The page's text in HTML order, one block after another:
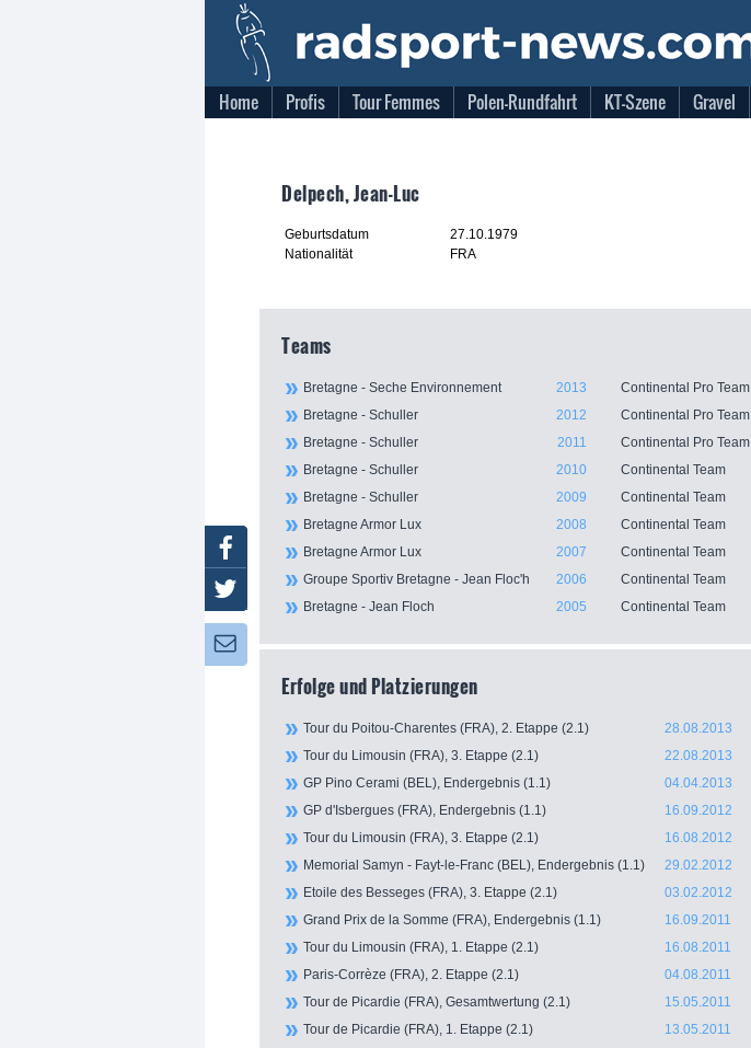
Home Profis Tour Femmes Polen-Rundfahrt KT-Szene Gravel
Delpech, Jean-Luc
Geburtsdatum
27.10.1979
Nationalität
FRA
Teams
Bretagne - Seche Environnement 2013
Continental Pro Team
Bretagne - Schuller
2012
Continental Pro Team
Bretagne - Schuller
2011
Continental Pro Team
Bretagne - Schuller
2010
Continental Team
Bretagne - Schuller
2009
Continental Team
Bretagne Armor Lux
2008
Continental Team
Bretagne Armor Lux
2007
Continental Team
Groupe Sportiv Bretagne - Jean Floc'h
2006
Continental Team
Bretagne - Jean Floch
2005 Continental Team
Erfolge und Platzierungen
Tour du Poitou-Charentes (FRA), 2. Etappe (2.1)
28.08.2013
Tour du Limousin (FRA), 3. Etappe (2.1)
22.08.2013
GP Pino Cerami (BEL), Endergebnis (1.1)
04.04.2013
GP d'Isbergues (FRA), Endergebnis (1.1)
16.09.2012
Tour du Limousin (FRA), 3. Etappe (2.1)
16.08.2012
Memorial Samyn - Fayt-le-Franc (BEL), Endergebnis (1.1)
29.02.2012
Etoile des Besseges (FRA), 3. Etappe (2.1)
03.02.2012
Grand Prix de la Somme (FRA), Endergebnis (1.1)
16.09.2011
Tour du Limousin (FRA), 1. Etappe (2.1)
16.08.2011
Paris-Corrèze (FRA), 2. Etappe (2.1)
04.08.2011
Tour de Picardie (FRA), Gesamtwertung (2.1)
15.05.2011
Tour de Picardie (FRA), 1. Etappe (2.1)
13.05.2011
Facebook
Twitter
Newsletter: